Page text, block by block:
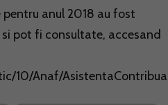
anul 2018 au fost
pot fi consultate, accesand
10/Anaf/